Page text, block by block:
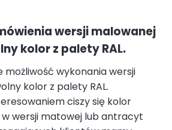
wersji malowanej
kolor z palety RAL.
możliwość wykonania wersji
kolor z palety RAL.
ciszy się kolor
w wersji matowej lub antracyt